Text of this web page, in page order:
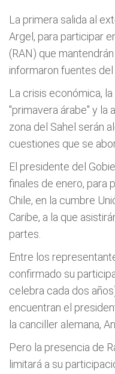
La primera salida al
Argel, para participar
(RAN) que
informaron fuentes del
La crisis económica,
"primavera árabe" y la
zona del Sahel serán
cuestiones que se
El presidente del
finales de enero, para
Chile, en la cumbre
Caribe, a la que
partes.
Entre los
confirmado su
celebra cada dos
encuentran el
la canciller alemana,
Pero la presencia de
limitará a su